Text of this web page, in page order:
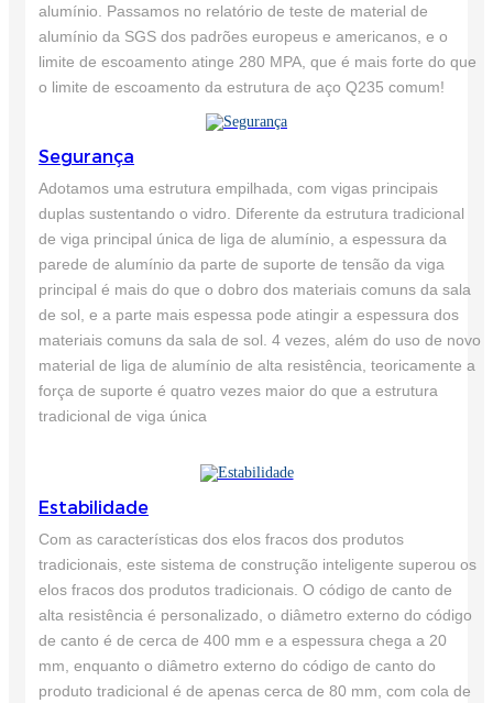
alumínio. Passamos no relatório de teste de material de
alumínio da SGS dos padrões europeus e americanos, e o
limite de escoamento atinge 280 MPA, que é mais forte do que
o limite de escoamento da estrutura de aço Q235 comum!
Segurança
Adotamos uma estrutura empilhada, com vigas principais
duplas sustentando o vidro. Diferente da estrutura tradicional
de viga principal única de liga de alumínio, a espessura da
parede de alumínio da parte de suporte de tensão da viga
principal é mais do que o dobro dos materiais comuns da sala
de sol, e a parte mais espessa pode atingir a espessura dos
materiais comuns da sala de sol. 4 vezes, além do uso de novo
material de liga de alumínio de alta resistência, teoricamente a
força de suporte é quatro vezes maior do que a estrutura
tradicional de viga única
Estabilidade
Com as características dos elos fracos dos produtos
tradicionais, este sistema de construção inteligente superou os
elos fracos dos produtos tradicionais. O código de canto de
alta resistência é personalizado, o diâmetro externo do código
de canto é de cerca de 400 mm e a espessura chega a 20
mm, enquanto o diâmetro externo do código de canto do
produto tradicional é de apenas cerca de 80 mm, com cola de